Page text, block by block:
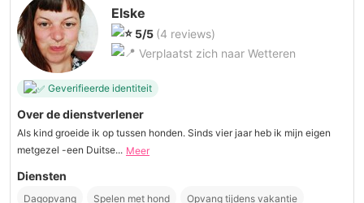
Elske
5/5 (4 reviews)
Verplaatst zich naar Wetteren
Geverifieerde identiteit
Over de dienstverlener
Als kind groeide ik op tussen honden. Sinds vier jaar heb ik mijn eigen
metgezel -een Duitse... Meer
Diensten
Dagopvang Spelen met hond Opvang tijdens vakantie